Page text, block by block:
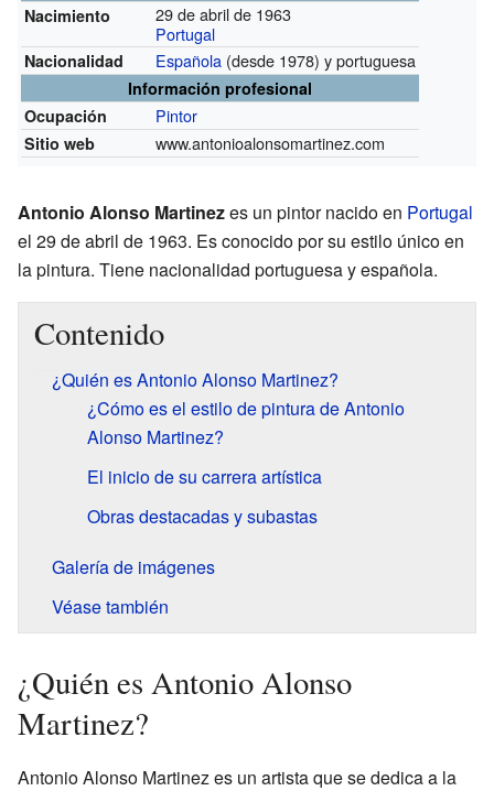
Nacimiento
29 de abril de 1963
Portugal
Nacionalidad Española (desde 1978) y portuguesa
Información profesional
Ocupación
Pintor
Sitio web www.antonioalonsomartinez.com
Antonio Alonso Martinezes un pintor nacido en Portugal
el 29 de abril de 1963. Es conocido por su estilo único en
la pintura. Tiene nacionalidad portuguesa y española.
Contenido
¿Quién es Antonio Alonso Martinez?
¿Cómo es el estilo de pintura de Antonio
Alonso Martinez?
El inicio de su carrera artística
Obras destacadas y subastas
Galería de imágenes
Véase también
¿Quién es Antonio Alonso
Martinez?
Antonio Alonso Martinez es un artista que se dedica a la